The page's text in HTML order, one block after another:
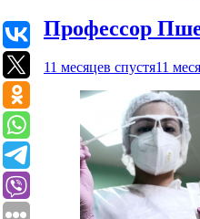
Профессор
11 месяцев спустя11